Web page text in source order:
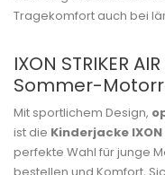
Tragekomfort auch bei
IXON STRIKER
Sommer-
Mit sportlichem Design,
ist die Kinderjacke IXON
perfekte Wahl für junge